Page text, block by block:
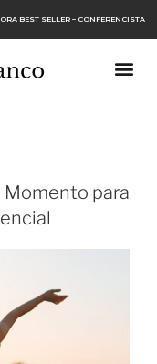
BEST SELLER – CONFERENCISTA
Momento para